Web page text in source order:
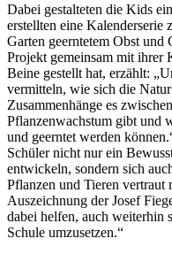
Dabei gestalteten die Kids
erstellten eine
Garten geerntetem Obst und
Projekt gemeinsam mit
Beine gestellt hat, erzählt:
vermitteln, wie sich die
Zusammenhänge es
Pflanzenwachstum gibt und
und geerntet werden
Schüler nicht nur ein
entwickeln, sondern sich
Pflanzen und Tieren vertraut
Auszeichnung der Josef
dabei helfen, auch weiterhin
Schule umzusetzen.“